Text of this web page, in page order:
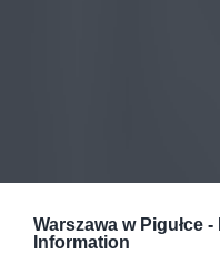
Warszawa w Pigułce -
Information